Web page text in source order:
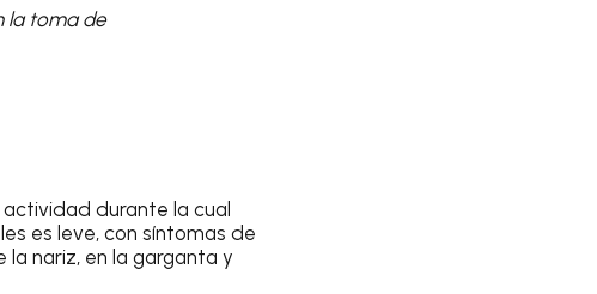
la toma de
durante la cual
es leve, con síntomas de
nariz, en la garganta y